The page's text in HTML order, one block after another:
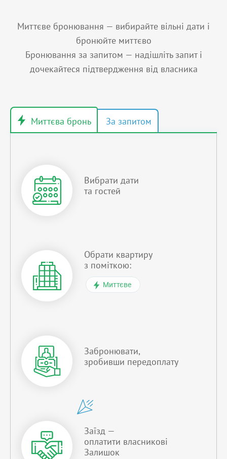
Миттєве бронювання — вибирайте вільні дати і
бронюйте миттєво
Бронювання за запитом — надішліть запит і
дочекайтеся підтвердження від власника
Вибрати дати
та гостей
Обрати квартиру
з поміткою:
Миттєве
Забронювати,
зробивши передоплату
Заїзд —
оплатити власникові
Залишок